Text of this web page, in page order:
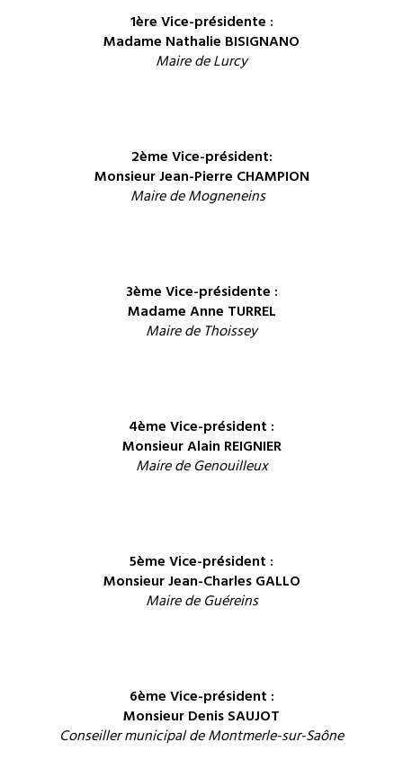
1ère Vice-présidente :
Madame Nathalie BISIGNANO
Maire de Lurcy
2ème Vice-président:
Monsieur Jean-Pierre CHAMPION
Maire de Mogneneins
3ème Vice-présidente :
Madame Anne TURREL
Maire de Thoissey
4ème Vice-président :
Monsieur Alain REIGNIER
Maire de Genouilleux
5ème Vice-président :
Monsieur Jean-Charles GALLO
Maire de Guéreins
6ème Vice-président :
Monsieur Denis SAUJOT
Conseiller municipal de Montmerle-sur-Saône